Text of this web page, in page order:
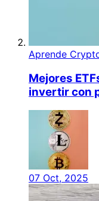
Aprende
Mejores
invertir con
07 Oct, 2025